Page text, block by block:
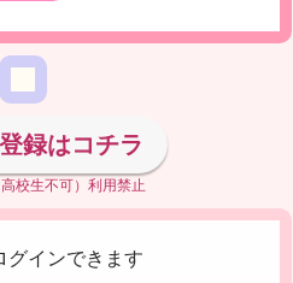
録はコチラ
校生不可）利用禁止
インできます